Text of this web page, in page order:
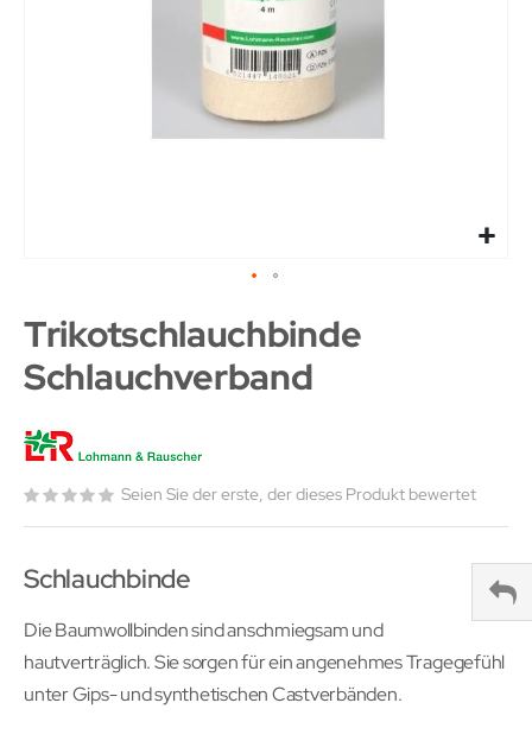
Trikotschlauchbinde
Schlauchverband
Seien Sie der erste, der dieses Produkt bewertet
Schlauchbinde
Die Baumwollbinden sind anschmiegsam und
hautverträglich. Sie sorgen für ein angenehmes Tragegefühl
unter Gips- und synthetischen Castverbänden.